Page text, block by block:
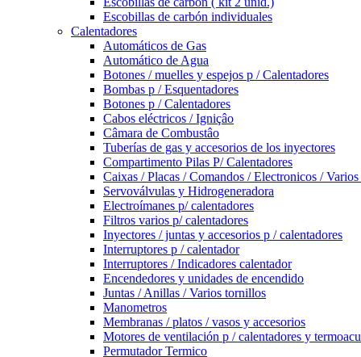
Escobillas de carbón individuales
Calentadores
Automáticos de Gas
Automático de Agua
Botones / muelles y espejos p / Calentadores
Bombas p / Esquentadores
Botones p / Calentadores
Cabos eléctricos / Igniçâo
Câmara de Combustâo
Tuberías de gas y accesorios de los inyectores
Compartimento Pilas P/ Calentadores
Caixas / Placas / Comandos / Electronicos /
Servoválvulas y Hidrogeneradora
Electroímanes p/ calentadores
Filtros varios p/ calentadores
Inyectores / juntas y accesorios p / calentadores
Interruptores p / calentador
Interruptores / Indicadores calentador
Encendedores y unidades de encendido
Juntas / Anillas / Varios tornillos
Manometros
Membranas / platos / vasos y accesorios
Motores de ventilación p / calentadores y
Permutador Termico